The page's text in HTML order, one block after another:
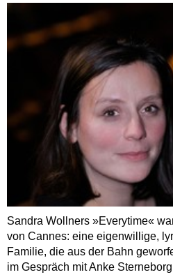
Sandra Wollners »Everytime«
von Cannes: eine eigenwillige,
Familie, die aus der Bahn
im Gespräch mit Anke